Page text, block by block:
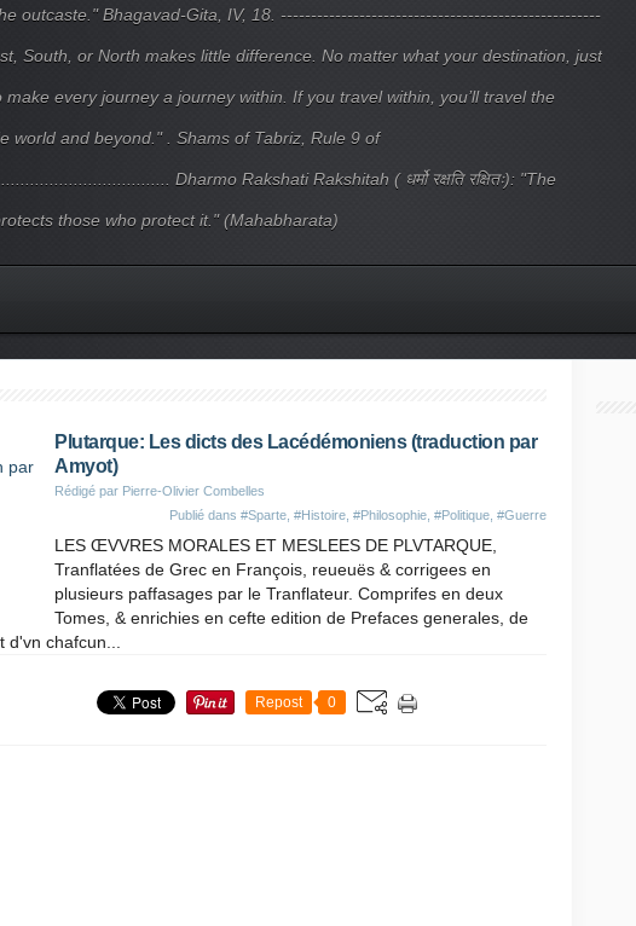
outcaste." Bhagavad-Gita, IV, 18. -----------------------------------------------------
South, or North makes little difference. No matter what your destination, just
make every journey a journey within. If you travel within, you’ll travel the
world and beyond." . Shams of Tabriz, Rule 9 of
Dharmo Rakshati Rakshitah ( धर्मो रक्षति रक्षितः): "The
those who protect it." (Mahabharata)
Plutarque: Les dicts des Lacédémoniens (traduction par
Amyot)
Rédigé par Pierre-Olivier Combelles
Publié dans #Sparte #Histoire #Philosophie #Politique #Guerre
LES ŒVVRES MORALES ET MESLEES DE PLVTARQUE,
Tranflatées de Grec en François, reueuës & corrigees en
plusieurs paffasages par le Tranflateur. Comprifes en deux
Tomes, & enrichies en cefte edition de Prefaces generales, de
chafcun...
Repost 0